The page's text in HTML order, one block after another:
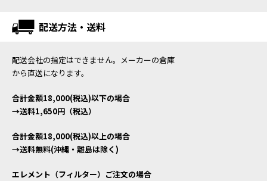
配送方法・送料
配送会社の指定はできません。メーカーの倉庫
から直送になります。
合計金額18,000(税込)以下の場合
→送料1,650円（税込）
合計金額18,000(税込)以上の場合
→送料無料(沖縄・離島は除く)
エレメント（フィルター）ご注文の場合